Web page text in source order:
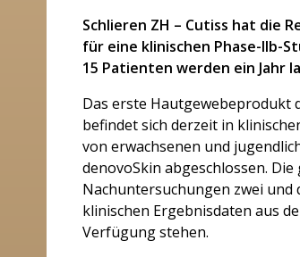
Schlieren ZH – Cutiss hat die
für eine klinischen Phase-IIb-
15 Patienten werden ein Jahr
Das erste Hautgewebeprodukt
befindet sich derzeit in
von erwachsenen und
denovoSkin abgeschlossen.
Nachuntersuchungen zwei und
klinischen Ergebnisdaten aus
Verfügung stehen.